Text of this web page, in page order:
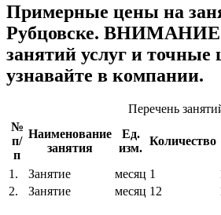
Примерные цены на
Рубцовске.
занятий услуг и точные
узнавайте в компании.
Перечень
№
п/
п
Наименование
занятия
Ед.
изм.
Количество
1.
Занятие месяц 1
2.
Занятие месяц 12